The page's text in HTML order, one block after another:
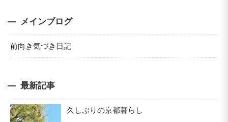
メインブログ
前向き気づき日記
最新記事
久しぶりの京都暮らし